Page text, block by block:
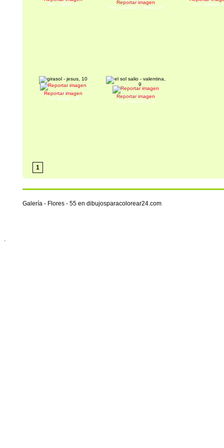
Por: LEBY, 6
Reportar imagen
bella flor
Por: claudia h vilella, 54
Por: miriam, 4
Reportar imagen
girasol
Por: jesus, 10
Reportar imagen
el sol salio
Por: valentina, 9
1
Galería - Flores - 55 en dibujosparacolorear24.com
.